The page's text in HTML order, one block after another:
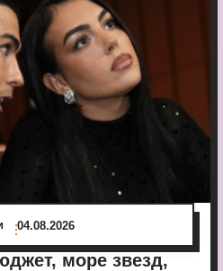
04.08.2026
море звезд,